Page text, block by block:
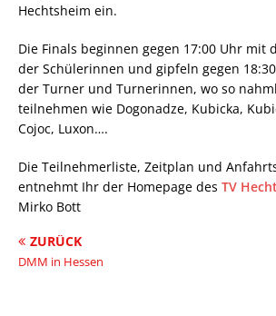
Hechtsheim ein.
Die Finals beginnen gegen 17:00 Uhr mit
der Schülerinnen und gipfeln gegen
der Turner und Turnerinnen, wo so
teilnehmen wie Dogonadze, Kubicka,
Cojoc, Luxon….
Die Teilnehmerliste, Zeitplan und
entnehmt Ihr der Homepage des TV
Mirko Bott
ZURÜCK
DMM in Hessen